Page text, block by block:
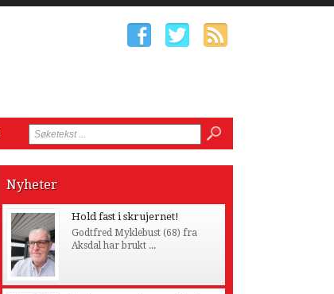
Nyheter
Hold fast i skrujernet!
Godtfred Myklebust (68) fra
Aksdal har brukt ...